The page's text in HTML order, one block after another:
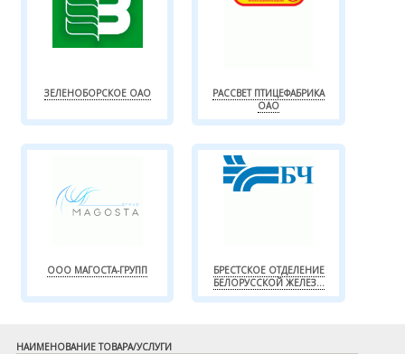
ЗЕЛЕНОБОРСКОЕ ОАО
РАССВЕТ ПТИЦЕФАБРИКА
ОАО
ООО МАГОСТА-ГРУПП
БРЕСТСКОЕ ОТДЕЛЕНИЕ
БЕЛОРУССКОЙ ЖЕЛЕЗ...
НАИМЕНОВАНИЕ ТОВАРА/УСЛУГИ